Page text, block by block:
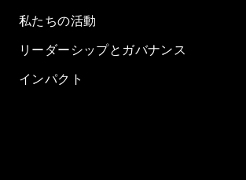
私たちの活動
リーダーシップとガバナンス
インパクト